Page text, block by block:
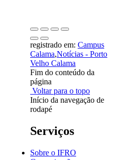
registrado em: Campus
Calama,Notícias - Porto
Velho Calama
Fim do conteúdo da
página
Voltar para o topo
Início da navegação de
rodapé
Serviços
Sobre o IFRO